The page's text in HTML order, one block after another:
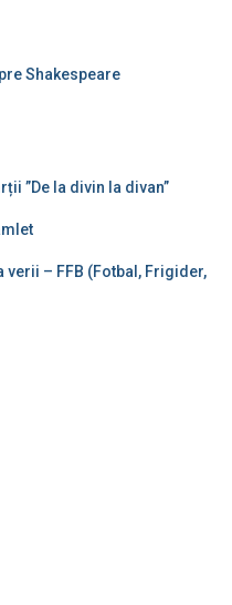
Shakespeare
”De la divin la divan”
verii – FFB (Fotbal, Frigider,